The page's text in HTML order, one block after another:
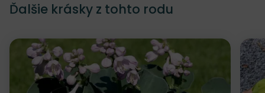
Ďalšie krásky z tohto rodu